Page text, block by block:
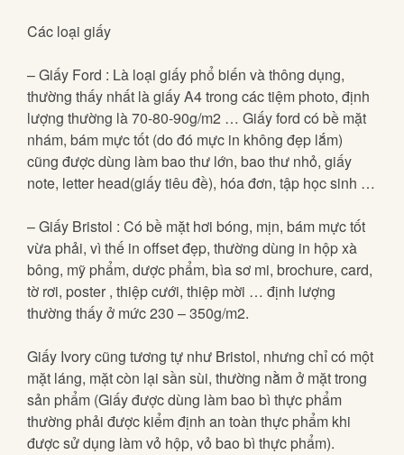
Các loại giấy
– Giấy Ford : Là loại giấy phổ biến và thông dụng,
thường thấy nhất là giấy A4 trong các tiệm photo, định
lượng thường là 70-80-90g/m2 … Giấy ford có bề mặt
nhám, bám mực tốt (do đó mực in không đẹp lắm)
cũng được dùng làm bao thư lớn, bao thư nhỏ, giấy
note, letter head(giấy tiêu đề), hóa đơn, tập học sinh …
– Giấy Bristol : Có bề mặt hơi bóng, mịn, bám mực tốt
vừa phải, vì thế in offset đẹp, thường dùng in hộp xà
bông, mỹ phẩm, dược phẩm, bìa sơ mi, brochure, card,
tờ rơi, poster , thiệp cưới, thiệp mời … định lượng
thường thấy ở mức 230 – 350g/m2.
Giấy Ivory cũng tương tự như Bristol, nhưng chỉ có một
mặt láng, mặt còn lại sần sùi, thường nằm ở mặt trong
sản phẩm (Giấy được dùng làm bao bì thực phẩm
thường phải được kiểm định an toàn thực phẩm khi
được sử dụng làm vỏ hộp, vỏ bao bì thực phẩm).